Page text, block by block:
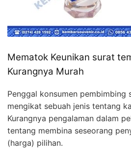
Mematok Keunikan surat
Kurangnya Murah
Penggal konsumen pembimbing
mengikat sebuah jenis tentang
Kurangnya pengalaman dalam
tentang membina seseorang
(harga) pilihan.